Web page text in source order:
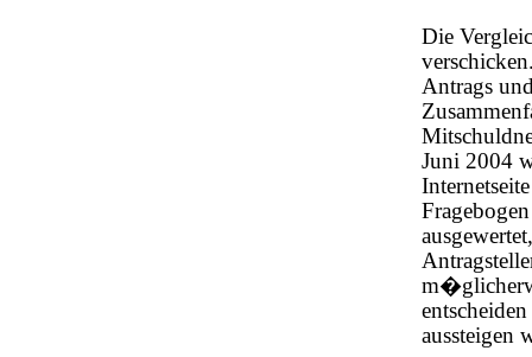
Die
Antrags
Juni 2004
aussteigen